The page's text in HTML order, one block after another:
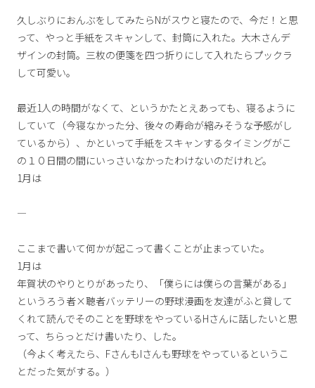
久しぶりにおんぶをしてみたらNがスウと寝たので、今だ！と思
って、やっと手紙をスキャンして、封筒に入れた。大木さんデ
ザインの封筒。三枚の便箋を四つ折りにして入れたらプックラ
して可愛い。
最近1人の時間がなくて、というかたとえあっても、寝るように
していて（今寝なかった分、後々の寿命が縮みそうな予感がし
ているから）、かといって手紙をスキャンするタイミングがこ
の１０日間の間にいっさいなかったわけないのだけれど。
1月は
―
ここまで書いて何かが起こって書くことが止まっていた。
1月は
年賀状のやりとりがあったり、「僕らには僕らの言葉がある」
というろう者×聴者バッテリーの野球漫画を友達がふと貸して
くれて読んでそのことを野球をやっているHさんに話したいと思
って、ちらっとだけ書いたり、した。
（今よく考えたら、FさんもIさんも野球をやっているというこ
とだった気がする。）